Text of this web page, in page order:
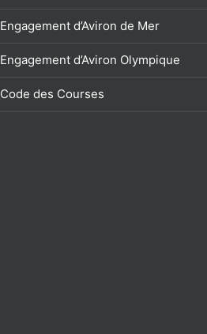
Engagement d’Aviron de Mer
Engagement d’Aviron Olympique
Code des Courses